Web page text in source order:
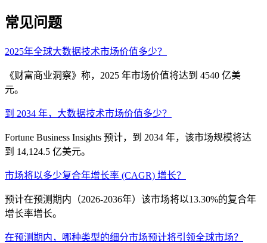
常见问题
2025年全球大数据技术市场价值多少？
《财富商业洞察》称，2025 年市场价值将达到 4540 亿美
元。
到 2034 年，大数据技术市场价值多少？
Fortune Business Insights 预计，到 2034 年，该市场规模将达
到 14,124.5 亿美元。
市场将以多少复合年增长率 (CAGR) 增长？
预计在预测期内（2026-2036年）该市场将以13.30%的复合年
增长率增长。
在预测期内，哪种类型的细分市场预计将引领全球市场？